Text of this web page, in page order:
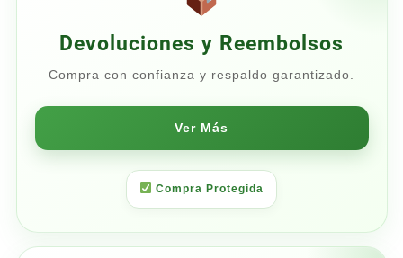
Devoluciones y Reembolsos
Compra con confianza y respaldo garantizado.
Ver Más
Compra Protegida